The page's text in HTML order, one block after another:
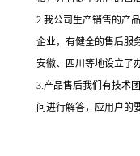
2.我公司生产销售的产
企业，有健全的售后服
安徽、四川等地设立了
3.产品售后我们有技术
问进行解答，应用户的